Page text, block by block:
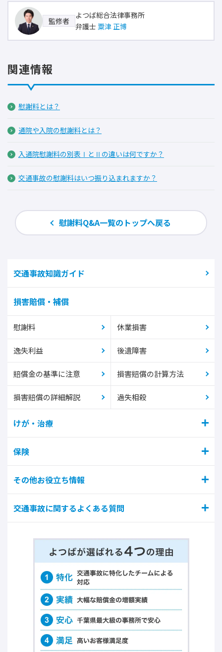
監修者
よつば総合法律事務所
弁護士 粟津 正博
関連情報
慰謝料とは？
通院や入院の慰謝料とは？
入通院慰謝料の別表ⅠとⅡの違いは何ですか？
交通事故の慰謝料はいつ振り込まれますか？
慰謝料Q&A一覧のトップへ戻る
交通事故知識ガイド
損害賠償・補償
慰謝料 休業損害
逸失利益 後遺障害
賠償金の基準に注意 損害賠償の計算方法
損害賠償の詳細解説 過失相殺
けが・治療
保険
その他お役立ち情報
交通事故に関するよくある質問